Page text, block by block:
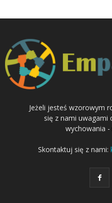
Jeżeli jesteś wzorowym
się z nami uwagami
wychowania -
Skontaktuj się z nami: